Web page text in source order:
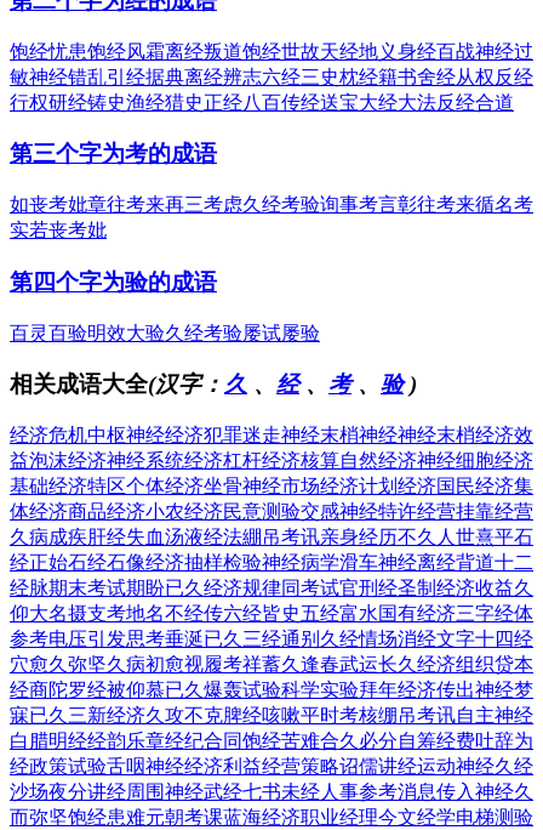
饱经忧患饱经风霜离经叛道饱经世故天经地义身经百战神经过
敏神经错乱引经据典离经辨志六经三史枕经籍书舍经从权反经
行权研经铸史渔经猎史正经八百传经送宝大经大法反经合道
第三个字为考的成语
如丧考妣章往考来再三考虑久经考验询事考言彰往考来循名考
实若丧考妣
第四个字为验的成语
百灵百验明效大验久经考验屡试屡验
相关成语大全(汉字： 久 、 经、 考、 验)
经济危机中枢神经经济犯罪迷走神经末梢神经神经末梢经济效
益泡沫经济神经系统经济杠杆经济核算自然经济神经细胞经济
基础经济特区个体经济坐骨神经市场经济计划经济国民经济集
体经济商品经济小农经济民意测验交感神经特许经营挂靠经营
久病成疾肝经失血汤液经法綳吊考讯亲身经历不久人世熹平石
经正始石经石像经济抽样检验神经病学滑车神经离经背道十二
经脉期末考试期盼已久 经济规律同考试官刑经圣制 经济收益久
仰大名摄支考地名不经传六经皆史五经富水国有经济三字经体
参考电压引发思考垂涎已久 三经通别 久经情场消经文字十四经
穴愈久弥坚久病初愈视履考祥蓄久逢春武运长久 经济组织贷本
经商陀罗经被仰慕已久 爆轰试验科学实验拜年经济传出神经梦
寐已久 三新经济久攻不克脾经咳嗽平时考核绷吊考讯自主神经
白腊明经经韵乐章经纪合同饱经苦难合久必分自筹经费吐辞为
经政策试验舌咽神经经济利益经营策略诏儒讲经运动神经久经
沙场夜分讲经周围神经武经七书未经人事参考消息传入神经久
而弥坚饱经患难元朝考课蓝海经济职业经理今文经学电梯测验